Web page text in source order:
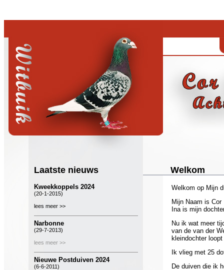
Laatste nieuws Welkom
Kweekkoppels 2024
(20-1-2015)
lees meer >>
Narbonne
(29-7-2013)
lees meer >>
Nieuwe Postduiven 2024
(6-6-2011)
Welkom op Mijn
Mijn Naam is
Ina is mijn
Nu ik wat meer
van de van der
kleindochter
Ik vlieg met 25
De duiven die ik